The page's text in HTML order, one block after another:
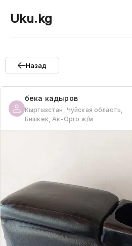
Uku.kg
Назад
бека кадыров
Кыргызстан, Чуйская область,
Бишкек, Ак-Орго ж/м